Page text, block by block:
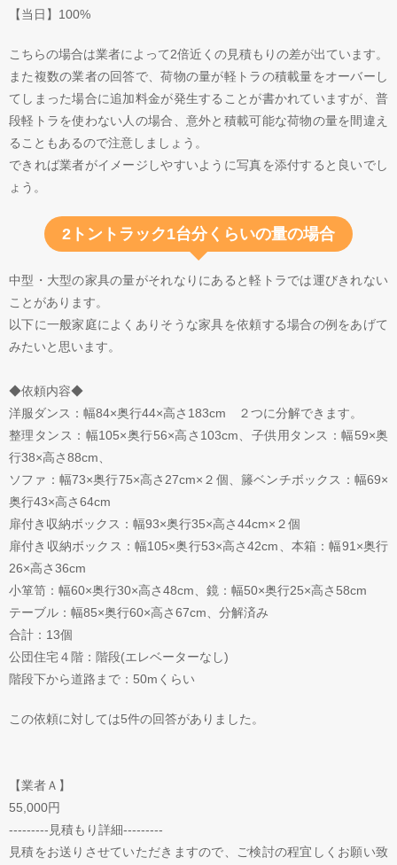
【当日】100%
こちらの場合は業者によって2倍近くの見積もりの差が出ています。
また複数の業者の回答で、荷物の量が軽トラの積載量をオーバーし
てしまった場合に追加料金が発生することが書かれていますが、普
段軽トラを使わない人の場合、意外と積載可能な荷物の量を間違え
ることもあるので注意しましょう。
できれば業者がイメージしやすいように写真を添付すると良いでし
ょう。
2トントラック1台分くらいの量の場合
中型・大型の家具の量がそれなりにあると軽トラでは運びきれない
ことがあります。
以下に一般家庭によくありそうな家具を依頼する場合の例をあげて
みたいと思います。
◆依頼内容◆
洋服ダンス：幅84×奥行44×高さ183cm ２つに分解できます。
整理タンス：幅105×奥行56×高さ103cm、子供用タンス：幅59×奥
行38×高さ88cm、
ソファ：幅73×奥行75×高さ27cm×２個、籐ベンチボックス：幅69×
奥行43×高さ64cm
扉付き収納ボックス：幅93×奥行35×高さ44cm×２個
扉付き収納ボックス：幅105×奥行53×高さ42cm、本箱：幅91×奥行
26×高さ36cm
小箪笥：幅60×奥行30×高さ48cm、鏡：幅50×奥行25×高さ58cm
テーブル：幅85×奥行60×高さ67cm、分解済み
合計：13個
公団住宅４階：階段(エレベーターなし)
階段下から道路まで：50mくらい
この依頼に対しては5件の回答がありました。
【業者Ａ】
55,000円
---------見積もり詳細---------
見積をお送りさせていただきますので、ご検討の程宜しくお願い致